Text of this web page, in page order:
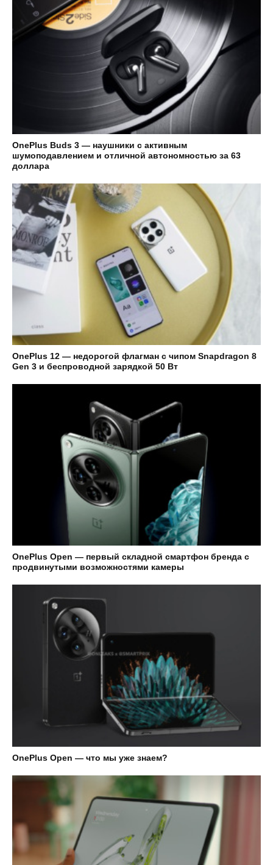
OnePlus Buds 3 — наушники с активным
шумоподавлением и отличной автономностью за 63
доллара
OnePlus 12 — недорогой флагман с чипом Snapdragon 8
Gen 3 и беспроводной зарядкой 50 Вт
OnePlus Open — первый складной смартфон бренда с
продвинутыми возможностями камеры
OnePlus Open — что мы уже знаем?